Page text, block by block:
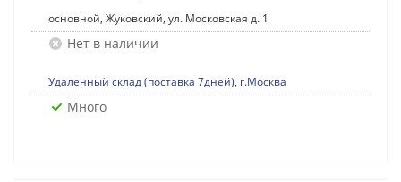
основной, Жуковский, ул. Московская д. 1
Нет в наличии
Удаленный склад (поставка 7дней), г.Москва
Много